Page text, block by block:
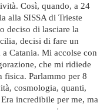
Così, quando, a 24
alla SISSA di Trieste
deciso di lasciare la
decisi di fare un
Catania. Mi accolse con
che mi ridiede
fisica. Parlammo per 8
cosmologia, quanti,
incredibile per me, ma